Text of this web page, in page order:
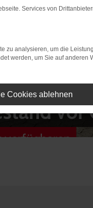
vor
verfügbaren
Services von
zu analysieren, um die
werden, um Sie auf anderen
Cookies ablehnen